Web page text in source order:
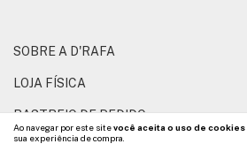
Ao navegar por este sitevocê aceita o uso de cookies
sua experiência de compra.
SOBRE A D'RAFA
LOJA FÍSICA
RASTREIO DE PEDIDO
TROCAS E DEVOLUÇÕES